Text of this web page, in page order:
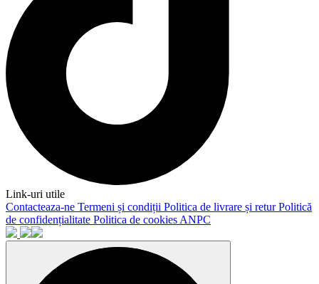
Link-uri utile
Contacteaza-ne Termeni și condiții Politica de livrare și returPolitică
de confidențialitate Politica de cookies ANPC